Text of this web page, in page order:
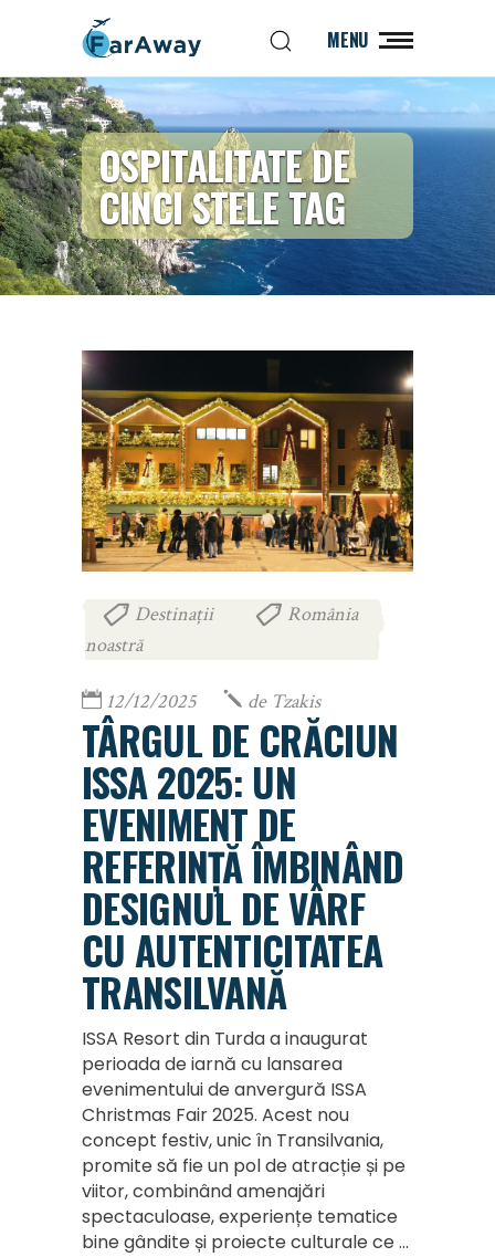
MENU
OSPITALITATE DE
CINCI STELE TAG
Destinații
România
noastră
12/12/2025 de Tzakis
TÂRGUL DE CRĂCIUN
ISSA 2025: UN
EVENIMENT DE
REFERINȚĂ ÎMBINÂND
DESIGNUL DE VÂRF
CU AUTENTICITATEA
TRANSILVANĂ
ISSA Resort din Turda a inaugurat
perioada de iarnă cu lansarea
evenimentului de anvergură ISSA
Christmas Fair 2025. Acest nou
concept festiv, unic în Transilvania,
promite să fie un pol de atracție și pe
viitor, combinând amenajări
spectaculoase, experiențe tematice
bine gândite și proiecte culturale ce